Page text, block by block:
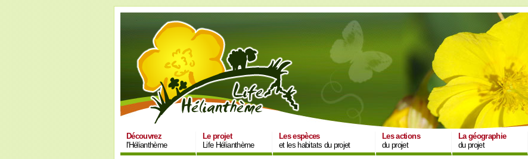
Découvrez
l'Hélianthème
Le projet
Life Hélianthème
Les espèces
et les habitats du projet
Les actions
du projet
La géographie
du projet